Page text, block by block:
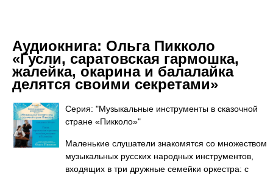
Аудиокнига: Ольга Пикколо
«Гусли, саратовская гармошка,
жалейка, окарина и балалайка
делятся своими секретами»
Серия: "Музыкальные инструменты в сказочной
стране «Пикколо»"
Маленькие слушатели знакомятся со множеством
музыкальных русских народных инструментов,
входящих в три дружные семейки оркестра: с